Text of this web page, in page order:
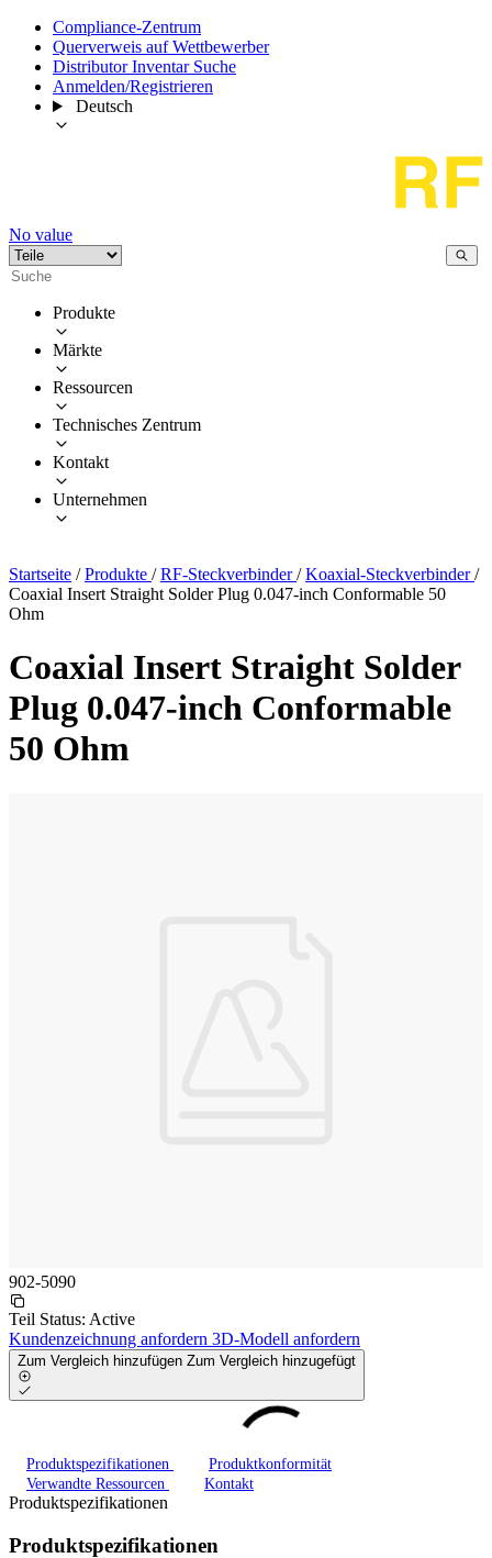
Compliance-Zentrum
Querverweis auf Wettbewerber
Distributor Inventar Suche
Anmelden/Registrieren
Deutsch
No value
Produkte
Märkte
Ressourcen
Technisches Zentrum
Kontakt
Unternehmen
Startseite / Produkte / RF-Steckverbinder/ Koaxial-Steckverbinder/
Coaxial Insert Straight Solder Plug 0.047-inch Conformable 50
Ohm
Coaxial Insert Straight Solder
Plug 0.047-inch Conformable
50 Ohm
902-5090
Teil Status: Active
Kundenzeichnung anfordern 3D-Modell anfordern
Zum Vergleich hinzufügen Zum Vergleich hinzugefügt
Produktspezifikationen
Produktkonformität
Verwandte Ressourcen
Kontakt
Produktspezifikationen
Produktspezifikationen